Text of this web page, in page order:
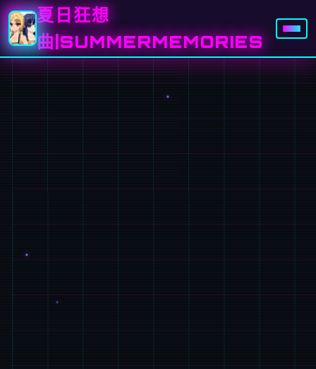
夏日狂想
曲|SUMMERMEMORIES